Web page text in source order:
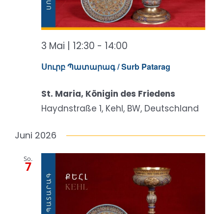
Սուրբ Պատարագ / Surb Patarag
3 Mai | 12:30 - 14:00
St. Maria, Königin des Friedens
Haydnstraße 1, Kehl, BW, Deutschland
Juni 2026
So.
7